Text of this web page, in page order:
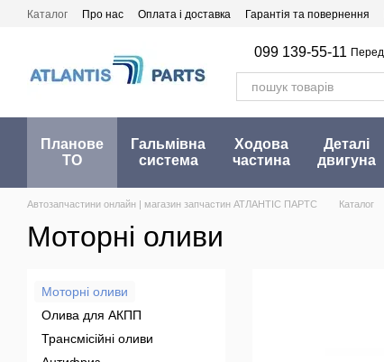
Перейти до основного контенту
Каталог Про нас Оплата і доставка Гарантія та повернення
099 139-55-11
Планове
ТО
Гальмівна
система
Ходова
частина
Деталі
двигуна
Автозапчастини онлайн | магазин запчастин АТЛАНТІС ПАРТС Каталог
Моторні оливи
Моторні оливи
Олива для АКПП
Трансмісійні оливи